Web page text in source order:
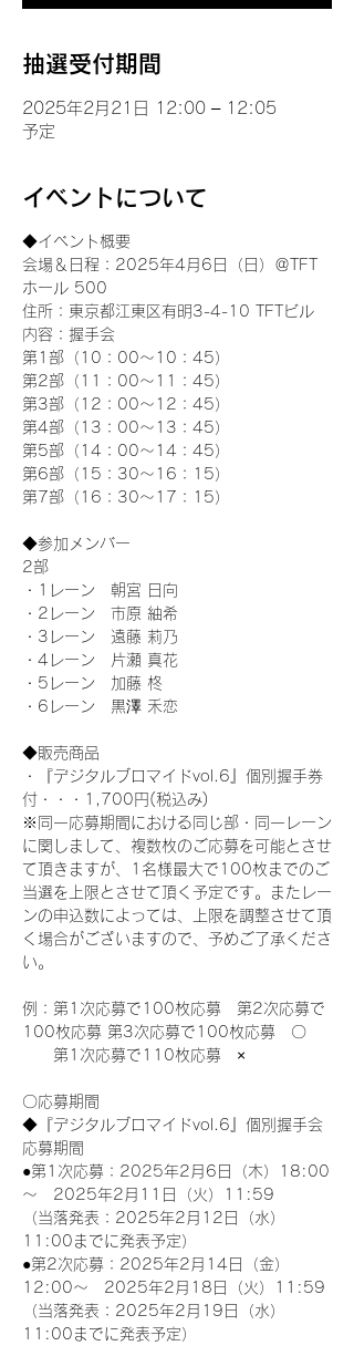
抽選受付期間
2025年2月21日 12:00 – 12:05
予定
イベントについて
◆イベント概要
会場＆日程：2025年4月6日（日）＠TFT
ホール 500
住所：東京都江東区有明3-4-10 TFTビル
内容：握手会
第1部（10：00～10：45）
第2部（11：00～11：45）
第3部（12：00～12：45）
第4部（13：00～13：45）
第5部（14：00～14：45）
第6部（15：30～16：15）
第7部（16：30～17：15）
◆参加メンバー
2部
・1レーン　朝宮 日向
・2レーン　市原 紬希
・3レーン　遠藤 莉乃
・4レーン　片瀬 真花
・5レーン　加藤 柊
・6レーン　黒澤 禾恋
◆販売商品
・『デジタルブロマイドvol.6』個別握手券
付・・・1,700円(税込み)
※同一応募期間における同じ部・同一レーン
に関しまして、複数枚のご応募を可能とさせ
て頂きますが、1名様最大で100枚までのご
当選を上限とさせて頂く予定です。またレー
ンの申込数によっては、上限を調整させて頂
く場合がございますので、予めご了承くださ
い。
例：第1次応募で100枚応募　第2次応募で
100枚応募 第3次応募で100枚応募　〇
第1次応募で110枚応募　×
〇応募期間
◆『デジタルブロマイドvol.6』個別握手会
応募期間
●第1次応募：2025年2月6日（木）18:00
～　2025年2月11日（火）11:59
（当落発表：2025年2月12日（水）
11:00までに発表予定）
●第2次応募：2025年2月14日（金）
12:00～　2025年2月18日（火）11:59
（当落発表：2025年2月19日（水）
11:00までに発表予定）